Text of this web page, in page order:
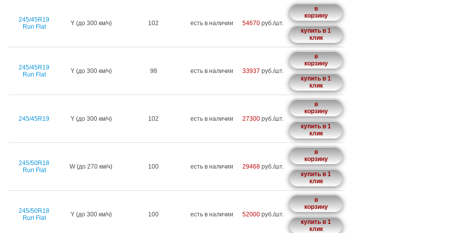
245/45R19
Run Flat
Y (до 300 км/ч) 102 есть в наличии 54670 руб./шт.
в
корзину
купить в 1
клик
245/45R19
Run Flat
Y (до 300 км/ч) 98 есть в наличии 33937 руб./шт.
в
корзину
купить в 1
клик
245/45R19 Y (до 300 км/ч) 102 есть в наличии 27300 руб./шт.
в
корзину
купить в 1
клик
245/50R18
Run Flat
W (до 270 км/ч) 100 есть в наличии 29468 руб./шт.
в
корзину
купить в 1
клик
245/50R18
Run Flat
Y (до 300 км/ч) 100 есть в наличии 52000 руб./шт.
в
корзину
купить в 1
клик